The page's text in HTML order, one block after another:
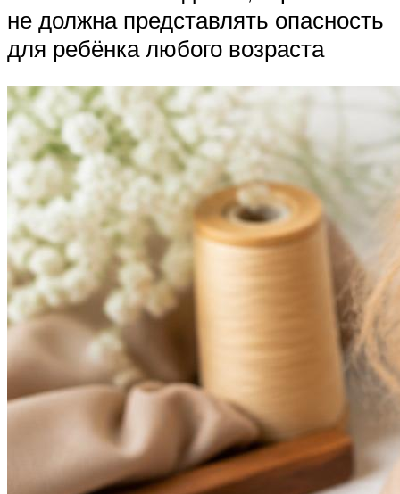
не должна представлять опасность
для ребёнка любого возраста